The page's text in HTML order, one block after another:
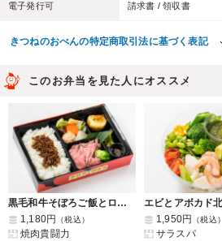
電子発行可 請求書 / 領収書
きつねのおべんの特定商取引法に基づく表記
このお弁当を見た人にオススメ
黒毛和牛そぼろご飯とローストビーフ御膳
1,180円
（税込）
焼肉貴闘力
1,950円
（税込）
サラスパ